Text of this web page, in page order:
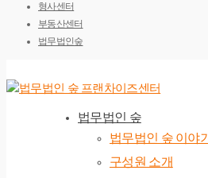
형사센터
부동산센터
법무법인숲
법무법인 숲
법무법인 숲 이야기
구성원 소개